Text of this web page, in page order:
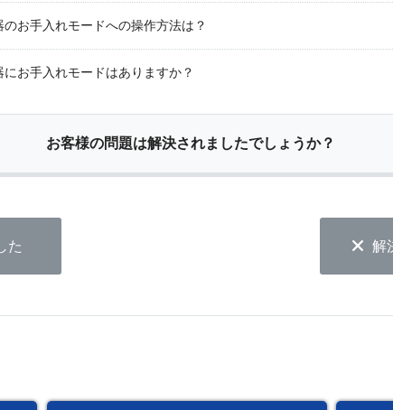
お手入れモードへの操作方法は？
お手入れモードはありますか？
お客様の問題は解決されましたでしょうか？
た 解